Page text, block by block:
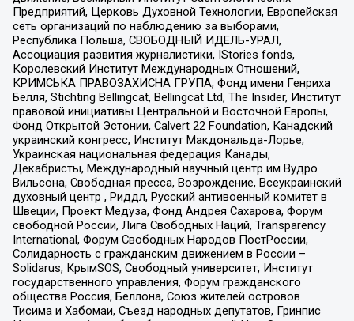
Предприятий, Церковь Духовной Технологии, Европейская
сеть организаций по наблюдению за выборами,
Республика Польша, СВОБОДНЫЙ ИДЕЛЬ-УРАЛ,
Ассоциация развития журналистики, IStories fonds,
Королевский Институт Международных Отношений,
КРИМСЬКА ПРАВОЗАХИСНА ГРУПА, Фонд имени Генриха
Бёлля, Stichting Bellingcat, Bellingcat Ltd, The Insider, Институт
правовой инициативы Центральной и Восточной Европы,
Фонд Открытой Эстонии, Calvert 22 Foundation, Канадский
украинский конгресс, Институт Макдональда-Лорье,
Украинская национальная федерация Канады,
Декабристы, Международный научный центр им Вудро
Вильсона, Свободная пресса, Возрождение, Всеукраинский
духовный центр , Риддл, Русский антивоенный комитет в
Швеции, Проект Медуза, Фонд Андрея Сахарова, Форум
свободной России, Лига Свободных Наций, Transparеncy
International, Форум Свободных Народов ПостРоссии,
Солидарность с гражданским движением в России –
Solidarus, КрымSOS, Свободный университет, Институт
государственного управления, Форум гражданского
общества Россия, Беллона, Союз жителей островов
Тисима и Хабомаи, Съезд народных депутатов, Гринпис